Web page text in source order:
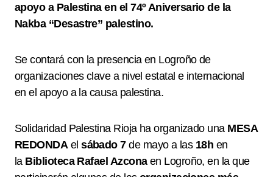
apoyo a Palestina en el 74º Aniversario de la
Nakba “Desastre” palestino.
Se contará con la presencia en Logroño de
organizaciones clave a nivel estatal e internacional
en el apoyo a la causa palestina.
Solidaridad Palestina Rioja ha organizado una MESA
REDONDA elsábado 7de mayo a las 18h en
la Biblioteca Rafael Azconaen Logroño, en la que